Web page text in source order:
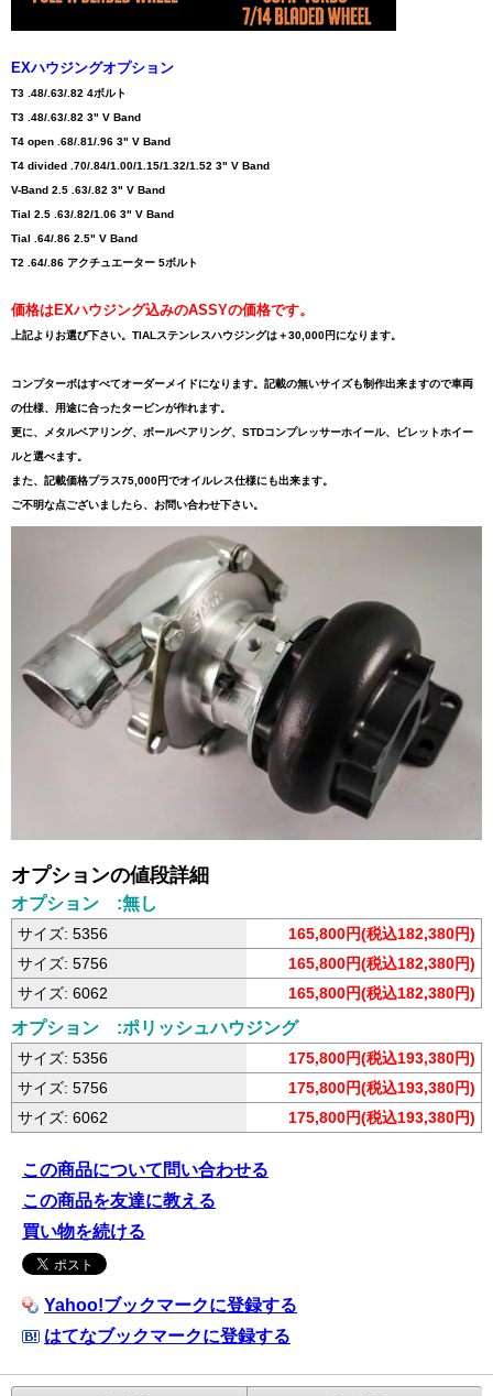
EXハウジングオプション
T3 .48/.63/.82 4ボルト
T3 .48/.63/.82 3" V Band
T4 open .68/.81/.96 3" V Band
T4 divided .70/.84/1.00/1.15/1.32/1.52 3" V Band
V-Band 2.5 .63/.82 3" V Band
Tial 2.5 .63/.82/1.06 3" V Band
Tial .64/.86 2.5" V Band
T2 .64/.86 アクチュエーター 5ボルト
価格はEXハウジング込みのASSYの価格です。
上記よりお選び下さい。TIALステンレスハウジングは＋30,000円になります。
コンプターボはすべてオーダーメイドになります。記載の無いサイズも制作出来ますので車両
の仕様、用途に合ったタービンが作れます。
更に、メタルベアリング、ボールベアリング、STDコンプレッサーホイール、ビレットホイー
ルと選べます。
また、記載価格プラス75,000円でオイルレス仕様にも出来ます。
ご不明な点ございましたら、お問い合わせ下さい。
オプションの値段詳細
オプション :無し
サイズ: 5356
165,800円(税込182,380円)
サイズ: 5756
165,800円(税込182,380円)
サイズ: 6062
165,800円(税込182,380円)
オプション :ポリッシュハウジング
サイズ: 5356
175,800円(税込193,380円)
サイズ: 5756
175,800円(税込193,380円)
サイズ: 6062
175,800円(税込193,380円)
この商品について問い合わせる
この商品を友達に教える
買い物を続ける
Yahoo!ブックマークに登録する
はてなブックマークに登録する